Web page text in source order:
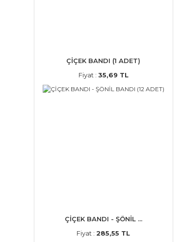
ÇİÇEK BANDI (1 ADET)
Fiyat : 35,69 TL
ÇİÇEK BANDI - ŞÖNİL ...
Fiyat :285,55 TL